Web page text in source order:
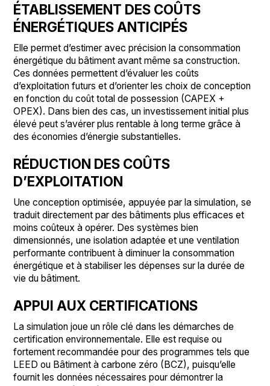
ÉTABLISSEMENT DES COÛTS
ÉNERGÉTIQUES ANTICIPÉS
Elle permet d’estimer avec précision la consommation
énergétique du bâtiment avant même sa construction.
Ces données permettent d’évaluer les coûts
d’exploitation futurs et d’orienter les choix de conception
en fonction du coût total de possession (CAPEX +
OPEX). Dans bien des cas, un investissement initial plus
élevé peut s’avérer plus rentable à long terme grâce à
des économies d’énergie substantielles.
RÉDUCTION DES COÛTS
D’EXPLOITATION
Une conception optimisée, appuyée par la simulation, se
traduit directement par des bâtiments plus efficaces et
moins coûteux à opérer. Des systèmes bien
dimensionnés, une isolation adaptée et une ventilation
performante contribuent à diminuer la consommation
énergétique et à stabiliser les dépenses sur la durée de
vie du bâtiment.
APPUI AUX CERTIFICATIONS
La simulation joue un rôle clé dans les démarches de
certification environnementale. Elle est requise ou
fortement recommandée pour des programmes tels que
LEED ou Bâtiment à carbone zéro (BCZ), puisqu’elle
fournit les données nécessaires pour démontrer la